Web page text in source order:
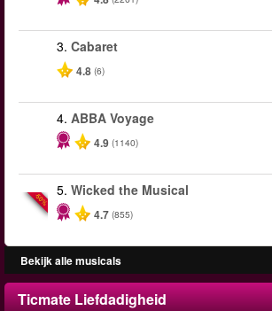
3. Cabaret
4.8 (6)
4. ABBA Voyage
4.9 (1140)
-50%
5. Wicked the Musical
4.7 (855)
Bekijk alle musicals
Ticmate Liefdadigheid